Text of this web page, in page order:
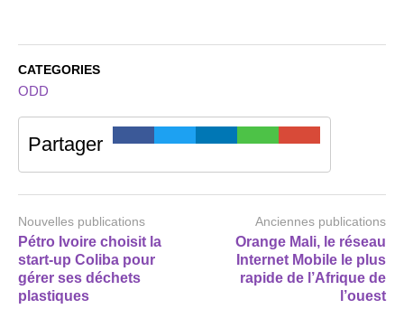
CATEGORIES
ODD
Partager
Nouvelles publications
Pétro Ivoire choisit la
start-up Coliba pour
gérer ses déchets
plastiques
Anciennes publications
Orange Mali, le réseau
Internet Mobile le plus
rapide de l’Afrique de
l’ouest